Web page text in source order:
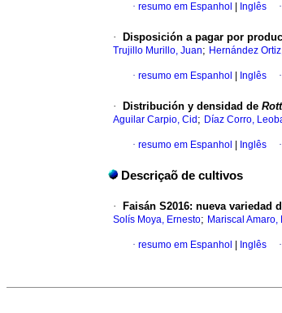
· resumo em Espanhol Inglês ·
· Disposición a pagar por
Trujillo Murillo, Juan; Hernández
· resumo em Espanhol Inglês ·
· Distribución y densidad de
Aguilar Carpio, Cid ; Díaz Corro,
· resumo em Espanhol Inglês ·
Descriçaõ de cultivos
· Faisán S2016: nueva
Solís Moya, Ernesto; Mariscal Amaro,
· resumo em Espanhol Inglês ·